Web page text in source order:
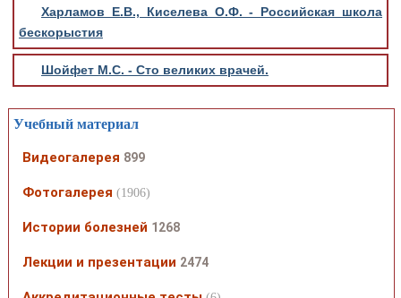
Харламов Е.В., Киселева О.Ф. - Российская школа
бескорыстия
Шойфет М.С. - Сто великих врачей.
Учебный материал
Видеогалерея 899
Фотогалерея (1906)
Истории болезней 1268
Лекции и презентации 2474